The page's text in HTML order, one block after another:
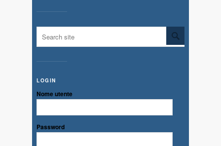
LOGIN
Nome utente
Password